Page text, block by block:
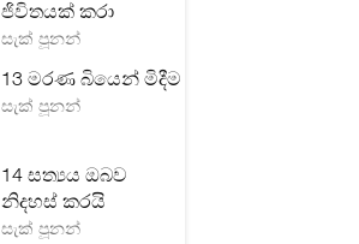
ජිවිතයක් කරා
සැක් පූනන්
13 මරණ බියෙන් මිදීම
සැක් පූනන්
14 සත්‍යය ඔබව
නිදහස් කරයි
සැක් පූනන්